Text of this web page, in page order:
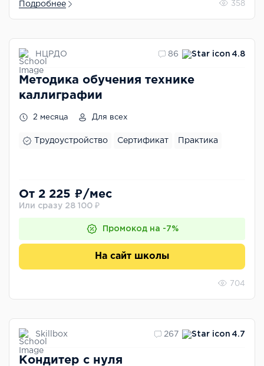
Подробнее 358
НЦРДО 86 4.8
Методика обучения технике
каллиграфии
2 месяца Для всех
Трудоустройство Сертификат Практика
От 2 225 ₽/мес
Или сразу 28 100 ₽
Промокод на -7%
На сайт школы
704
Skillbox 267 4.7
Кондитер с нуля